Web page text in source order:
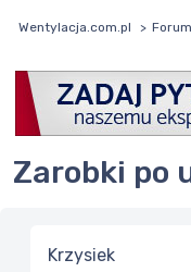
Wentylacja.com.pl Forum
Zarobki
Krzysiek